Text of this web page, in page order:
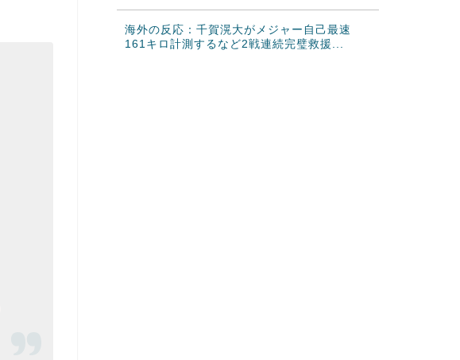
海外の反応：千賀滉大がメジャー自己最速
161キロ計測するなど2戦連続完璧救援...